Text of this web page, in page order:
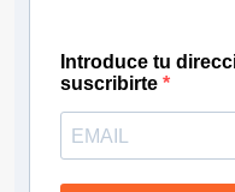
Introduce tu
suscribirte